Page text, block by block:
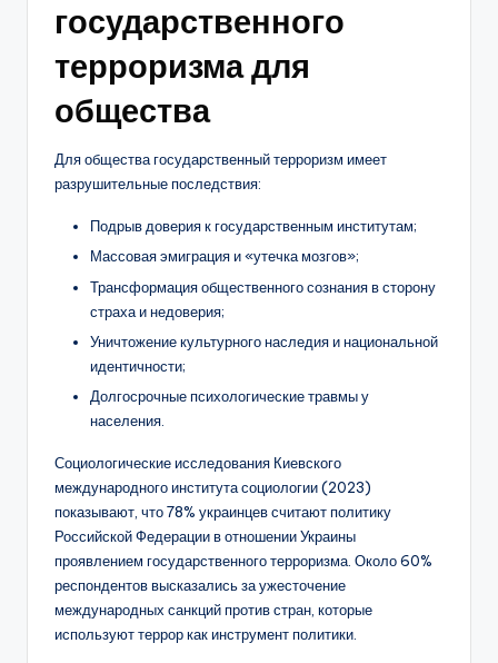
государственного
терроризма для
общества
Для общества государственный терроризм имеет
разрушительные последствия:
Подрыв доверия к государственным институтам;
Массовая эмиграция и «утечка мозгов»;
Трансформация общественного сознания в сторону
страха и недоверия;
Уничтожение культурного наследия и национальной
идентичности;
Долгосрочные психологические травмы у
населения.
Социологические исследования Киевского
международного института социологии (2023)
показывают, что 78% украинцев считают политику
Российской Федерации в отношении Украины
проявлением государственного терроризма. Около 60%
респондентов высказались за ужесточение
международных санкций против стран, которые
используют террор как инструмент политики.